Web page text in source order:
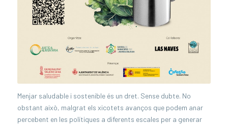
Menjar saludable i sostenible és un dret. Sense dubte. No
obstant això, malgrat els xicotets avanços que podem anar
percebent en les polítiques a diferents escales per a generar